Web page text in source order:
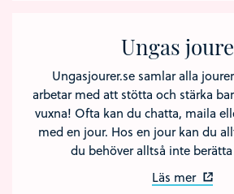
Ungas
Ungasjourer.se samlar alla
arbetar med att stötta och stärka
vuxna! Ofta kan du chatta, maila
med en jour. Hos en jour kan du
du behöver alltså inte
Läs mer